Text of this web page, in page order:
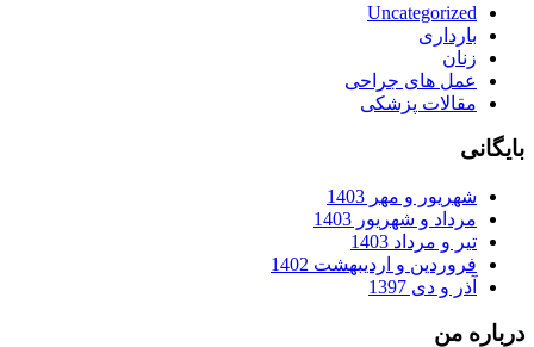
Uncategorized
بارداری
زنان
عمل های جراحی
مقالات پزشکی
بایگانی
شهریور و مهر 1403
مرداد و شهریور 1403
تیر و مرداد 1403
فروردین و اردیبهشت 1402
آذر و دی 1397
درباره من